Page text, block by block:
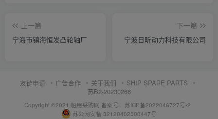
上一篇
宁海市镇海恒发凸轮轴厂
下一篇
宁波日昕动力科技有限公司
友链申请 广告合作 关于我们
SHIP SPARE PARTS
苏B2-20230266
Copyright ©2021 船用采购网 备案号：苏ICP备2022046727号-2
苏公网安备 32120402000447号